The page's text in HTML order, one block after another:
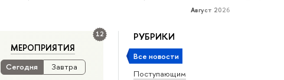
Август 2026
РУБРИКИ
Все новости
Поступающим
12
МЕРОПРИЯТИЯ
Сегодня Завтра